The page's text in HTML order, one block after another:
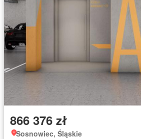
866 376 zł
Sosnowiec, Śląskie